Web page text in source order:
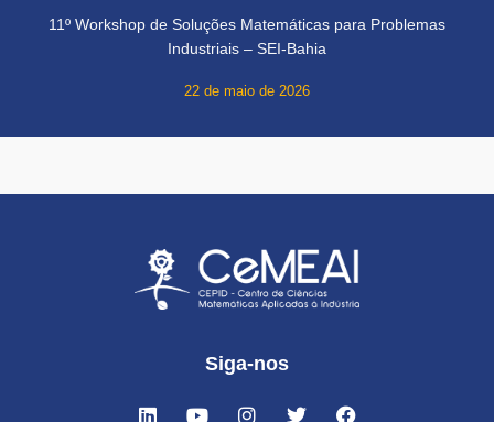
11º Workshop de Soluções Matemáticas para Problemas
Industriais – SEI-Bahia
22 de maio de 2026
Siga-nos